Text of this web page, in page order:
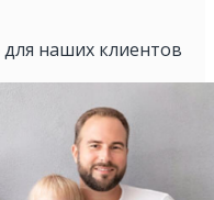
наших клиентов